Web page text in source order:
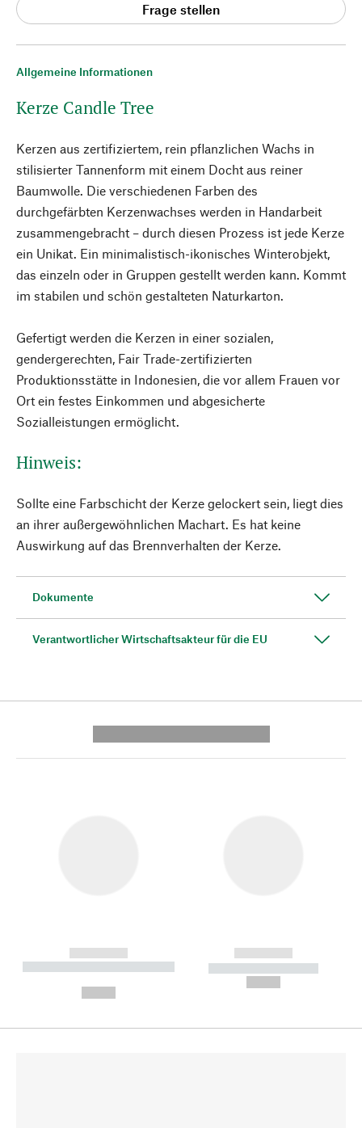
Allgemeine Informationen
Kerze Candle Tree
Kerzen aus zertifiziertem, rein pflanzlichen Wachs in
stilisierter Tannenform mit einem Docht aus reiner
Baumwolle. Die verschiedenen Farben des
durchgefärbten Kerzenwachses werden in Handarbeit
zusammengebracht – durch diesen Prozess ist jede Kerze
ein Unikat. Ein minimalistisch-ikonisches Winterobjekt,
das einzeln oder in Gruppen gestellt werden kann. Kommt
im stabilen und schön gestalteten Naturkarton.
Gefertigt werden die Kerzen in einer sozialen,
gendergerechten, Fair Trade-zertifizierten
Produktionsstätte in Indonesien, die vor allem Frauen vor
Ort ein festes Einkommen und abgesicherte
Sozialleistungen ermöglicht.
Hinweis:
Sollte eine Farbschicht der Kerze gelockert sein, liegt dies
an ihrer außergewöhnlichen Machart. Es hat keine
Auswirkung auf das Brennverhalten der Kerze.
Dokumente
Verantwortlicher Wirtschaftsakteur für die EU
Frage stellen
------------
----------- ----------- --------
------------
----------- -----------